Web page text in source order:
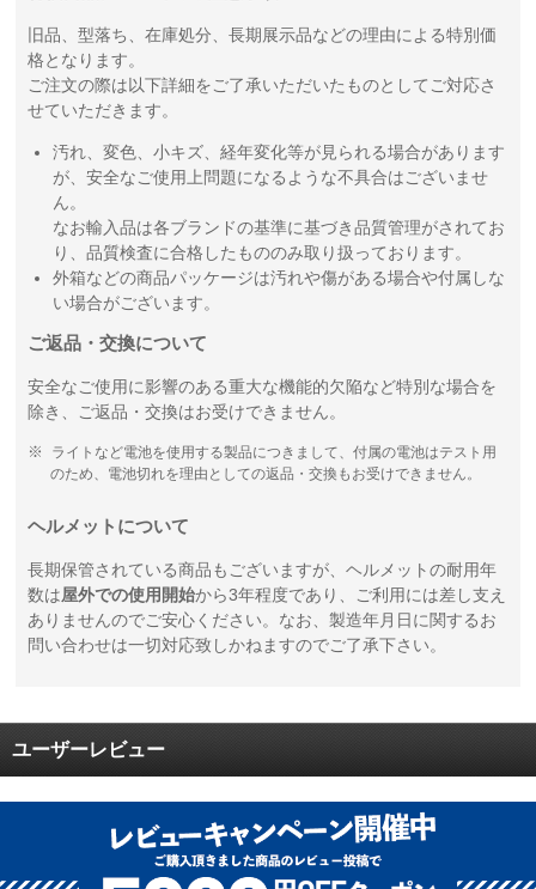
旧品、型落ち、在庫処分、長期展示品などの理由による特別価
格となります。
ご注文の際は以下詳細をご了承いただいたものとしてご対応さ
せていただきます。
汚れ、変色、小キズ、経年変化等が見られる場合があります
が、安全なご使用上問題になるような不具合はございませ
ん。
なお輸入品は各ブランドの基準に基づき品質管理がされてお
り、品質検査に合格したもののみ取り扱っております。
外箱などの商品パッケージは汚れや傷がある場合や付属しな
い場合がございます。
ご返品・交換について
安全なご使用に影響のある重大な機能的欠陥など特別な場合を
除き、ご返品・交換はお受けできません。
ライトなど電池を使用する製品につきまして、付属の電池はテスト用
のため、電池切れを理由としての返品・交換もお受けできません。
ヘルメットについて
長期保管されている商品もございますが、ヘルメットの耐用年
数は屋外での使用開始から3年程度であり、ご利用には差し支え
ありませんのでご安心ください。なお、製造年月日に関するお
問い合わせは一切対応致しかねますのでご了承下さい。
ユーザーレビュー